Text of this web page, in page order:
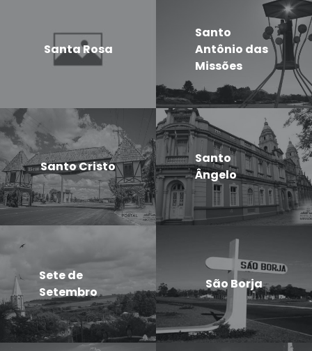
Santa Rosa
Santo
Antônio das
Missões
Santo Cristo
Santo
Ângelo
Sete de
Setembro
São Borja